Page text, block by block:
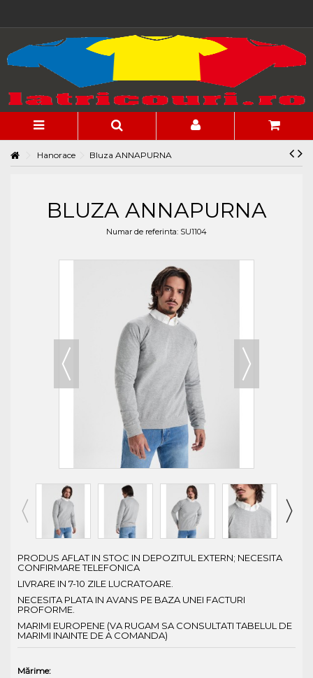
Hanorace Bluza ANNAPURNA
BLUZA ANNAPURNA
Numar de referinta: SU1104
PRODUS AFLAT IN STOC IN DEPOZITUL EXTERN; NECESITA
CONFIRMARE TELEFONICA
LIVRARE IN 7-10 ZILE LUCRATOARE.
NECESITA PLATA IN AVANS PE BAZA UNEI FACTURI
PROFORME.
MARIMI EUROPENE (VA RUGAM SA CONSULTATI TABELUL DE
MARIMI INAINTE DE A COMANDA)
Mărime: